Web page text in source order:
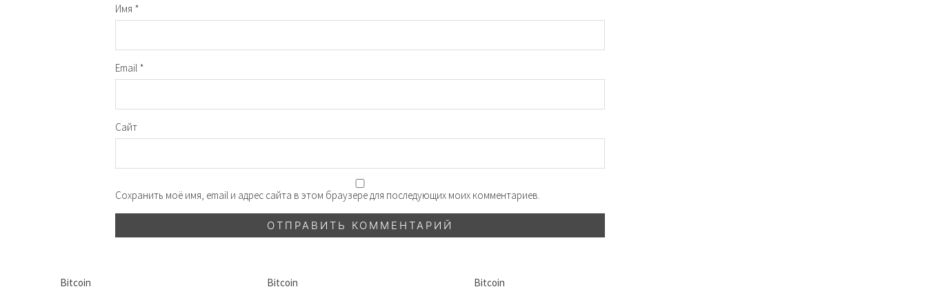
Имя *
Email *
Сайт
Сохранить моё имя, email и адрес сайта в этом браузере для последующих моих комментариев.
Bitcoin Bitcoin Bitcoin